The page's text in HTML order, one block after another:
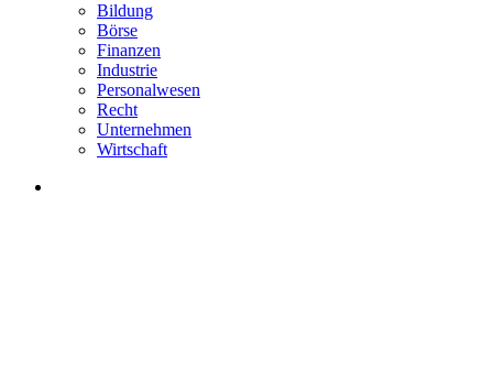
Bildung
Börse
Finanzen
Industrie
Personalwesen
Recht
Unternehmen
Wirtschaft